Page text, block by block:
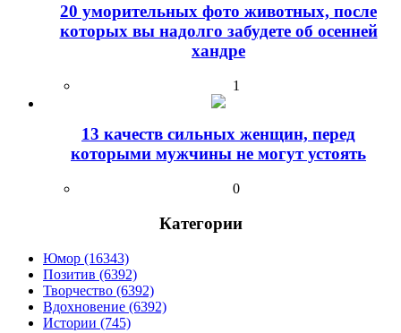
20 уморительных фото животных, после
которых вы надолго забудете об осенней
хандре
1
13 качеств сильных женщин, перед
которыми мужчины не могут устоять
0
Категории
Юмор (16343)
Позитив (6392)
Творчество (6392)
Вдохновение (6392)
Истории (745)